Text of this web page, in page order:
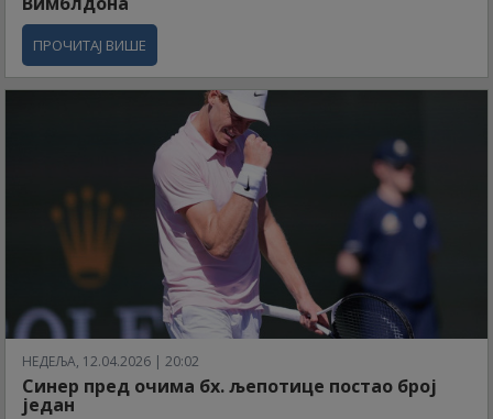
ПРОЧИТАЈ ВИШЕ
НЕДЕЉА, 12.04.2026 | 20:02
Синер пред очима бх. љепотице постао број
један